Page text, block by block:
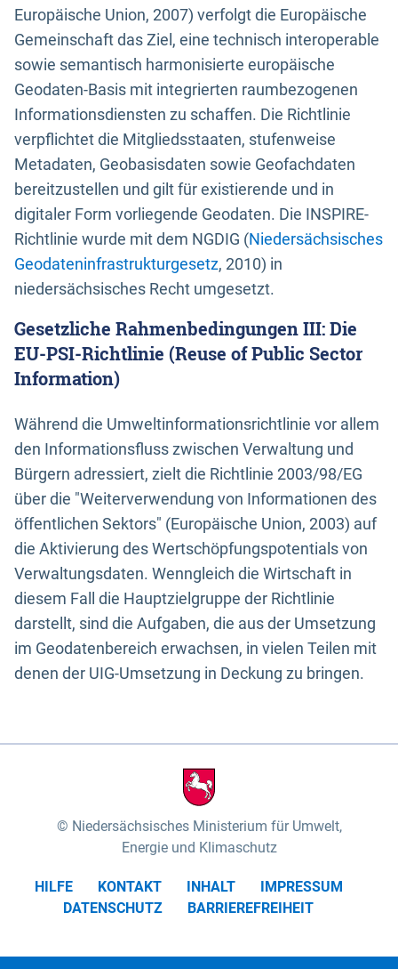
Europäische Union, 2007) verfolgt die Europäische
Gemeinschaft das Ziel, eine technisch interoperable
sowie semantisch harmonisierte europäische
Geodaten-Basis mit integrierten raumbezogenen
Informationsdiensten zu schaffen. Die Richtlinie
verpflichtet die Mitgliedsstaaten, stufenweise
Metadaten, Geobasisdaten sowie Geofachdaten
bereitzustellen und gilt für existierende und in
digitaler Form vorliegende Geodaten. Die INSPIRE-
Richtlinie wurde mit dem NGDIG (Niedersächsisches
Geodateninfrastrukturgesetz, 2010) in
niedersächsisches Recht umgesetzt.
Gesetzliche Rahmenbedingungen III: Die
EU-PSI-Richtlinie (Reuse of Public Sector
Information)
Während die Umweltinformationsrichtlinie vor allem
den Informationsfluss zwischen Verwaltung und
Bürgern adressiert, zielt die Richtlinie 2003/98/EG
über die "Weiterverwendung von Informationen des
öffentlichen Sektors" (Europäische Union, 2003) auf
die Aktivierung des Wertschöpfungspotentials von
Verwaltungsdaten. Wenngleich die Wirtschaft in
diesem Fall die Hauptzielgruppe der Richtlinie
darstellt, sind die Aufgaben, die aus der Umsetzung
im Geodatenbereich erwachsen, in vielen Teilen mit
denen der UIG-Umsetzung in Deckung zu bringen.
Niedersächsisches Ministerium für Umwelt,
Energie und Klimaschutz
HILFE KONTAKT INHALT
IMPRESSUM
DATENSCHUTZ
BARRIEREFREIHEIT